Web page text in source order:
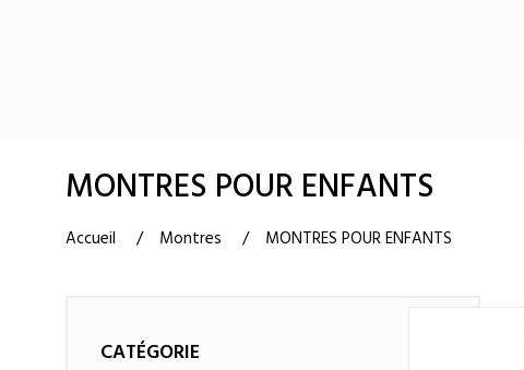
MONTRES POUR ENFANTS
Accueil Montres MONTRES POUR ENFANTS
CATÉGORIE